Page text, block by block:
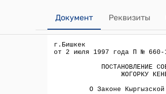
Документ Реквизиты